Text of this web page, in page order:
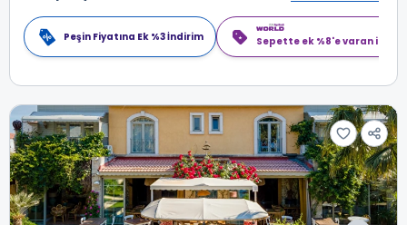
Peşin Fiyatına Ek %3 İndirim Sepette ek %8'e varan